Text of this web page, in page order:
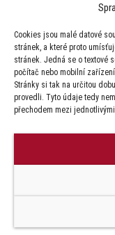
Cookies jsou malé datové
stránek, a které proto
stránek. Jedná se o textové
počítač nebo mobilní
Stránky si tak na určitou
provedli. Tyto údaje tedy
přechodem mezi
Vinohradská 190,
Za publikovaný
Factory s.r.o.